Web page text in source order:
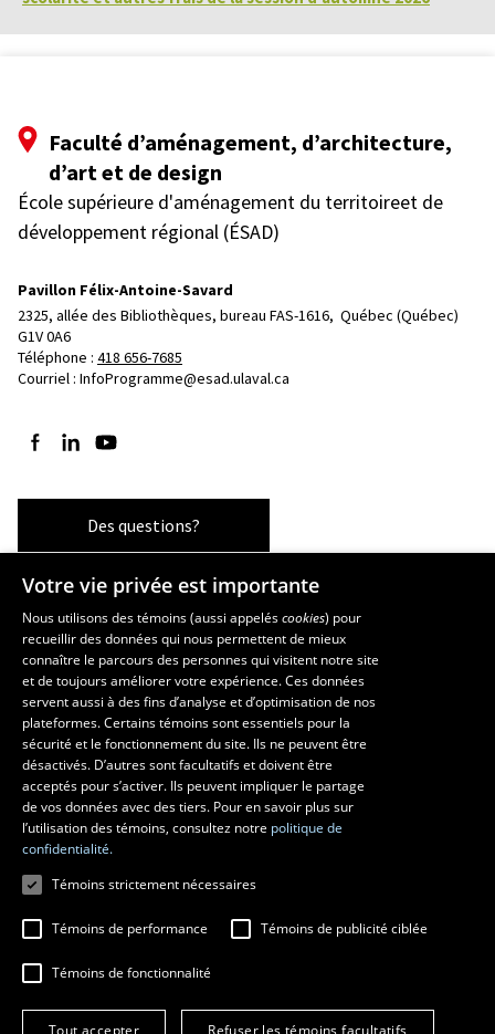
Faculté d’aménagement, d’architecture,
d’art et de design
École supérieure d'aménagement du territoireet de
développement régional (ÉSAD)
Pavillon Félix-Antoine-Savard
2325, allée des Bibliothèques, bureau FAS-1616, Québec (Québec)
G1V 0A6
Téléphone : 418 656-7685
Courriel : InfoProgramme@esad.ulaval.ca
Suivez-nous sur Facebook
Suivez-nous sur LinkedIn
Suivez-nous sur YouTube
Des questions?
Les écoles et la recherche
École supérieure d’aménagement du territoire et de développement
régional
École d’architecture
École d’art
École de design
Centre de recherche en aménagement et développement
© 2026 Université Laval
Tous droits réservés
Votre vie privée est importante
Nous utilisons des témoins (aussi appeléscookies) pour
recueillir des données qui nous permettent de mieux
connaître le parcours des personnes qui visitent notre site
et de toujours améliorer votre expérience. Ces données
servent aussi à des fins d’analyse et d’optimisation de nos
plateformes. Certains témoins sont essentiels pour la
sécurité et le fonctionnement du site. Ils ne peuvent être
désactivés. D’autres sont facultatifs et doivent être
acceptés pour s’activer. Ils peuvent impliquer le partage
de vos données avec des tiers. Pour en savoir plus sur
l’utilisation des témoins, consultez notre politique de
confidentialité.
Témoins strictement nécessaires
Témoins de performance Témoins de publicité ciblée
Témoins de fonctionnalité
Tout accepter Refuser les témoins facultatifs